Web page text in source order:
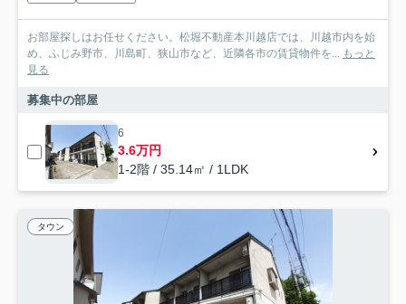
お部屋探しはお任せください。松堀不動産本川越店では、川越市内を始
め、ふじみ野市、川島町、狭山市など、近隣各市の賃貸物件を... もっと
見る
募集中の部屋
6
3.6万円
1-2階 / 35.14㎡ / 1LDK
タウン